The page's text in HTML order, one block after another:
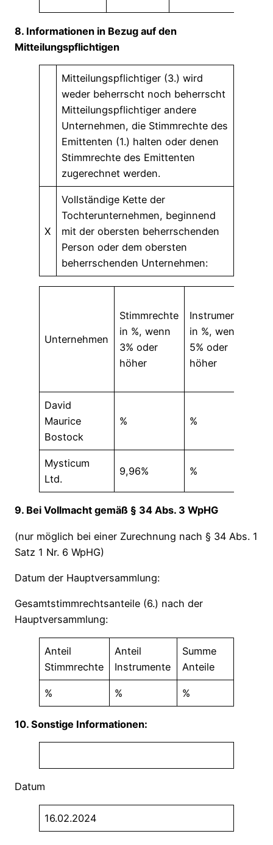
8. Informationen in Bezug auf den
Mitteilungspflichtigen
Mitteilungspflichtiger (3.) wird
weder beherrscht noch beherrscht
Mitteilungspflichtiger andere
Unternehmen, die Stimmrechte des
Emittenten (1.) halten oder denen
Stimmrechte des Emittenten
zugerechnet werden.
X
Vollständige Kette der
Tochterunternehmen, beginnend
mit der obersten beherrschenden
Person oder dem obersten
beherrschenden Unternehmen:
Unternehmen
Stimmrechte
in %, wenn
3% oder
höher
Instrumente
in %, wenn
5% oder
höher
David
Maurice
Bostock
% %
Mysticum
Ltd.
9,96% %
9. Bei Vollmacht gemäß § 34 Abs. 3 WpHG
(nur möglich bei einer Zurechnung nach § 34 Abs. 1
Satz 1 Nr. 6 WpHG)
Datum der Hauptversammlung:
Gesamtstimmrechtsanteile (6.) nach der
Hauptversammlung:
Anteil
Stimmrechte
Anteil
Instrumente
Summe
Anteile
% % %
10. Sonstige Informationen:
Datum
16.02.2024